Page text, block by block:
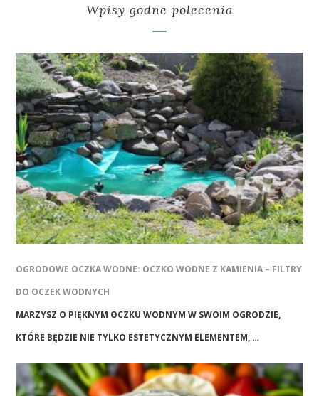
Wpisy godne polecenia
OGRODOWE OCZKA WODNE: OCZKO WODNE Z KAMIENIA – FILTRY
DO OCZEK WODNYCH
MARZYSZ O PIĘKNYM OCZKU WODNYM W SWOIM OGRODZIE,
KTÓRE BĘDZIE NIE TYLKO ESTETYCZNYM ELEMENTEM, …